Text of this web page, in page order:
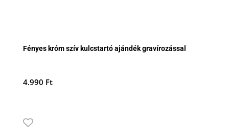
Fényes króm szív kulcstartó ajándék gravírozással
4.990 Ft